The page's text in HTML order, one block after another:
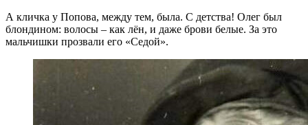
А кличка у Попова, между тем, была. С детства! Олег был
блондином: волосы – как лён, и даже брови белые. За это
мальчишки прозвали его «Седой».